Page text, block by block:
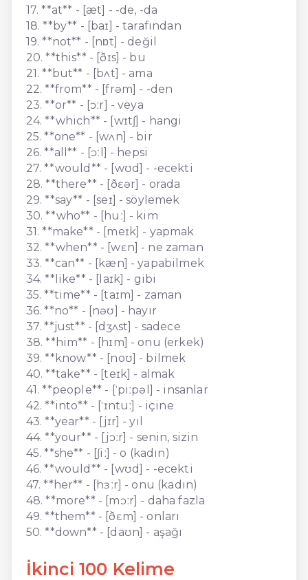
17. **at** - [æt] - -de, -da
18. **by** - [baɪ] - tarafından
19. **not** - [nɒt] - değil
20. **this** - [ðɪs] - bu
21. **but** - [bʌt] - ama
22. **from** - [frəm] - -den
23. **or** - [ɔːr] - veya
24. **which** - [wɪtʃ] - hangi
25. **one** - [wʌn] - bir
26. **all** - [ɔːl] - hepsi
27. **would** - [wʊd] - -ecekti
28. **there** - [ðɛər] - orada
29. **say** - [seɪ] - söylemek
30. **who** - [huː] - kim
31. **make** - [meɪk] - yapmak
32. **when** - [wɛn] - ne zaman
33. **can** - [kæn] - yapabilmek
34. **like** - [laɪk] - gibi
35. **time** - [taɪm] - zaman
36. **no** - [nəʊ] - hayır
37. **just** - [dʒʌst] - sadece
38. **him** - [hɪm] - onu (erkek)
39. **know** - [noʊ] - bilmek
40. **take** - [teɪk] - almak
41. **people** - [ˈpiːpəl] - insanlar
42. **into** - [ˈɪntuː] - içine
43. **year** - [jɪr] - yıl
44. **your** - [jɔːr] - senin, sizin
45. **she** - [ʃiː] - o (kadın)
46. **would** - [wʊd] - -ecekti
47. **her** - [hɜːr] - onu (kadın)
48. **more** - [mɔːr] - daha fazla
49. **them** - [ðɛm] - onları
50. **down** - [daʊn] - aşağı
İkinci 100 Kelime